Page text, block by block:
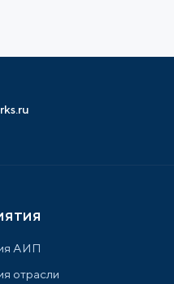
АИП
отрасли